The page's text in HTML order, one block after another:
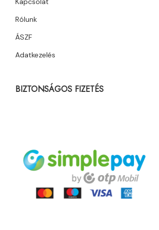
Rólunk
ÁSZF
Adatkezelés
BIZTONSÁGOS FIZETÉS